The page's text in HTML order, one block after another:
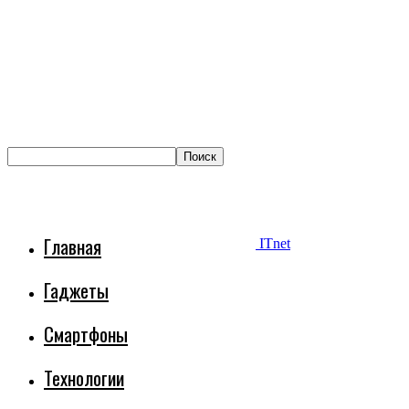
ITnet
Главная
Гаджеты
Смартфоны
Технологии